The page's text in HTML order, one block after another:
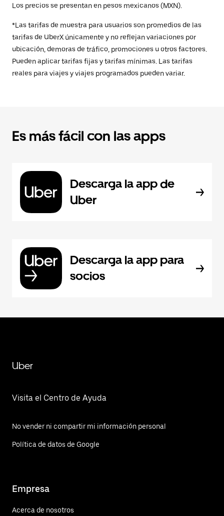
Los precios se presentan en pesos mexicanos (MXN).
*Las tarifas de muestra para usuarios son promedios de las
tarifas de UberX únicamente y no reflejan variaciones por
ubicación, demoras de tráfico, promociones u otros factores.
Pueden aplicar tarifas fijas y tarifas mínimas. Las tarifas
reales para viajes y viajes programados pueden variar.
Es más fácil con las apps
Descarga la app de
Uber
Descarga la app para
socios
Uber
Visita el Centro de Ayuda
No vender ni compartir mi información personal
Política de datos de Google
Empresa
Acerca de nosotros